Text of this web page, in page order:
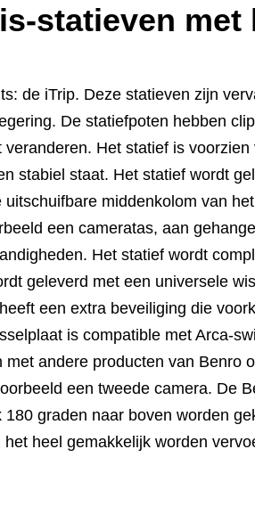
statieven
de iTrip. Deze statieven zijn
De statiefpoten hebben
Het statief is
stabiel staat. Het statief wordt
middenkolom van
een cameratas, aan
Het statief wordt
geleverd met een universele
een extra beveiliging die
is compatible met Arca-
andere producten van Benro
een tweede camera. De
graden naar boven worden
heel gemakkelijk worden